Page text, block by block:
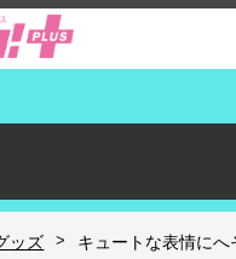
ッズ >
キュートな表情にへ